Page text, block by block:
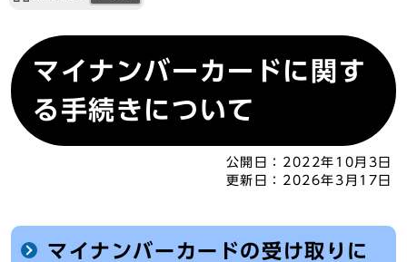
マイナンバーカードに関す
る手続きについて
公開日： 2022年10月3日
更新日： 2026年3月17日
マイナンバーカードの受け取りに